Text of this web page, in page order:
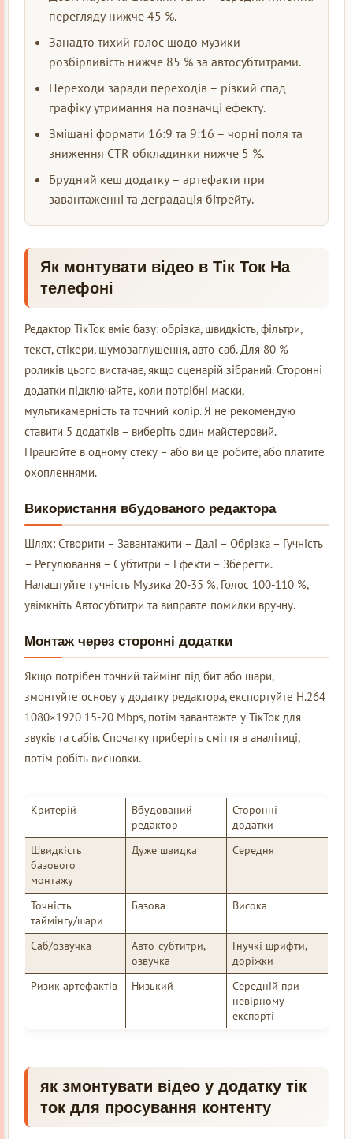
перегляду нижче 45 %.
Занадто тихий голос щодо музики –
розбірливість нижче 85 % за автосубтитрами.
Переходи заради переходів – різкий спад
графіку утримання на позначці ефекту.
Змішані формати 16:9 та 9:16 – чорні поля та
зниження CTR обкладинки нижче 5 %.
Брудний кеш додатку – артефакти при
завантаженні та деградація бітрейту.
Як монтувати відео в Тік Ток На
телефоні
Редактор ТікТок вміє базу: обрізка, швидкість, фільтри,
текст, стікери, шумозаглушення, авто-саб. Для 80 %
роликів цього вистачає, якщо сценарій зібраний. Сторонні
додатки підключайте, коли потрібні маски,
мультикамерність та точний колір. Я не рекомендую
ставити 5 додатків – виберіть один майстеровий.
Працюйте в одному стеку – або ви це робите, або платите
охопленнями.
Використання вбудованого редактора
Шлях: Створити – Завантажити – Далі – Обрізка – Гучність
– Регулювання – Субтитри – Ефекти – Зберегти.
Налаштуйте гучність Музика 20-35 %, Голос 100-110 %,
увімкніть Автосубтитри та виправте помилки вручну.
Монтаж через сторонні додатки
Якщо потрібен точний таймінг під бит або шари,
змонтуйте основу у додатку редактора, експортуйте H.264
1080×1920 15-20 Mbps, потім завантажте у ТікТок для
звуків та сабів. Спочатку приберіть сміття в аналітиці,
потім робіть висновки.
Критерій
Вбудований
редактор
Сторонні
додатки
Швидкість
базового
монтажу
Дуже швидка Середня
Точність
таймінгу/шари
Базова Висока
Саб/озвучка
Авто-субтитри,
озвучка
Гнучкі шрифти,
доріжки
Ризик артефактів
Низький
Середній при
невірному
експорті
як змонтувати відео у додатку тік
ток для просування контенту